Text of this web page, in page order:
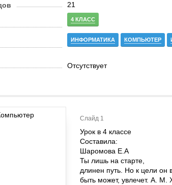
21
4 КЛАСС
ИНФОРМАТИКА КОМПЬЮТЕР
Отсутствует
Слайд 1
Урок в 4 классе
Составила:
Шаромова Е.А
Ты лишь на старте,
длинен путь. Но к цели он
быть может, увлечет. А. М.